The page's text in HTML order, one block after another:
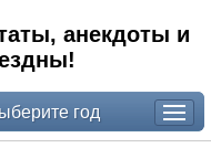
анекдоты и
год